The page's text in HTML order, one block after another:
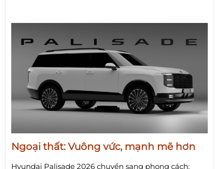
Ngoại thất: Vuông vức, mạnh mẽ hơn
Hyundai Palisade 2026 chuyển sang phong cách: